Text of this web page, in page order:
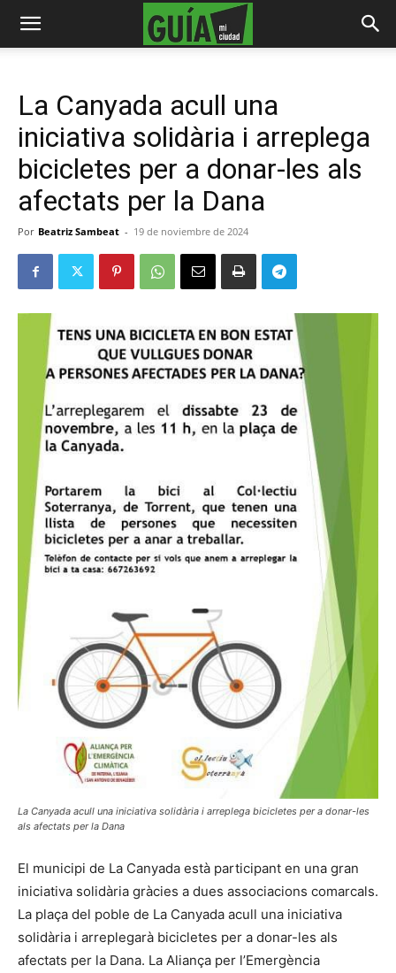
La Canyada acull una
iniciativa solidària i arreplega
bicicletes per a donar-les als
afectats per la Dana
Por Beatriz Sambeat - 19 de noviembre de 2024
La Canyada acull una iniciativa solidària i arreplega bicicletes per a donar-les
als afectats per la Dana
El municipi de La Canyada està participant en una gran
iniciativa solidària gràcies a dues associacions comarcals.
La plaça del poble de La Canyada acull una iniciativa
solidària i arreplegarà bicicletes per a donar-les als
afectats per la Dana. La Aliança per l’Emergència